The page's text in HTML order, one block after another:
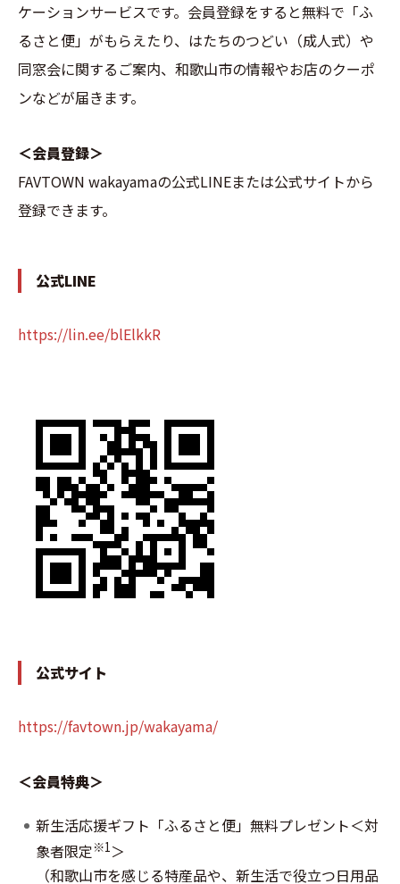
ケーションサービスです。会員登録をすると無料で「ふ
るさと便」がもらえたり、はたちのつどい（成人式）や
同窓会に関するご案内、和歌山市の情報やお店のクーポ
ンなどが届きます。
＜会員登録＞
FAVTOWN wakayamaの公式LINEまたは公式サイトから
登録できます。
公式LINE
https://lin.ee/blElkkR
公式サイト
https://favtown.jp/wakayama/
＜会員特典＞
新生活応援ギフト「ふるさと便」無料プレゼント＜対
象者限定※1＞
（和歌山市を感じる特産品や、新生活で役立つ日用品